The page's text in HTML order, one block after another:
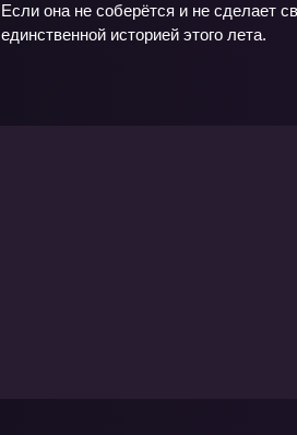
Если она не соберётся и не сделает
единственной историей этого лета.